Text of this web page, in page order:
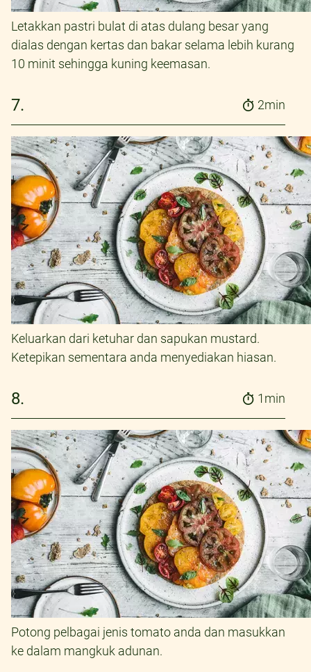
Letakkan pastri bulat di atas dulang besar yang
dialas dengan kertas dan bakar selama lebih kurang
10 minit sehingga kuning keemasan.
7. 2min
Keluarkan dari ketuhar dan sapukan mustard.
Ketepikan sementara anda menyediakan hiasan.
8. 1min
Potong pelbagai jenis tomato anda dan masukkan
ke dalam mangkuk adunan.